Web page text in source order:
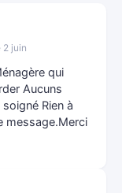
2 juin
qui
Aucuns
Rien à
message.Merci